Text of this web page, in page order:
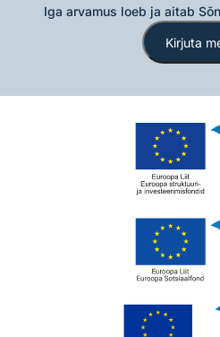
Iga arvamus loeb ja aitab
Kirjuta